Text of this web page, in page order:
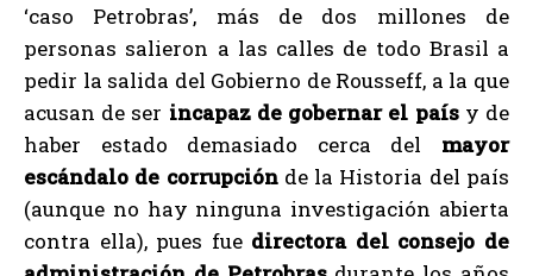
‘caso Petrobras’, más de dos millones de
personas salieron a las calles de todo Brasil a
pedir la salida del Gobierno de Rousseff, a la que
acusan de ser incapaz de gobernar el paísy de
haber estado demasiado cerca del mayor
escándalo de corrupción de la Historia del país
(aunque no hay ninguna investigación abierta
contra ella), pues fue directora del consejo de